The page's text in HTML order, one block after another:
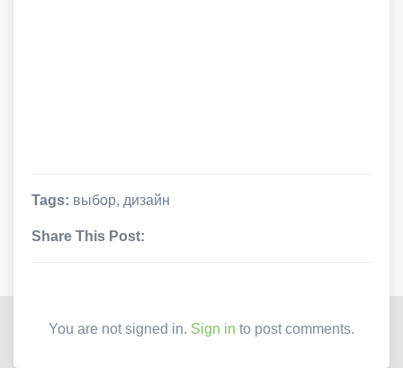
Tags: выбор, дизайн
Share This Post:
You are not signed in. Sign in to post comments.